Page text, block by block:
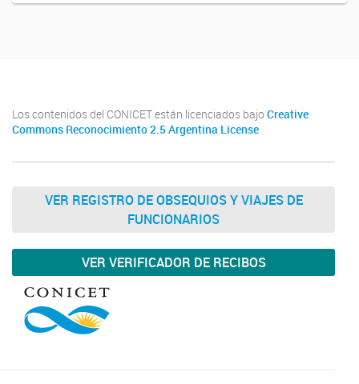
Los contenidos del CONICET están licenciados bajo Creative
Commons Reconocimiento 2.5 Argentina License
VER REGISTRO DE OBSEQUIOS Y VIAJES DE
FUNCIONARIOS
VER VERIFICADOR DE RECIBOS